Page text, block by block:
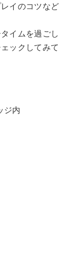
イのコツなど
イムを過ごし
ックしてみて
ジ内